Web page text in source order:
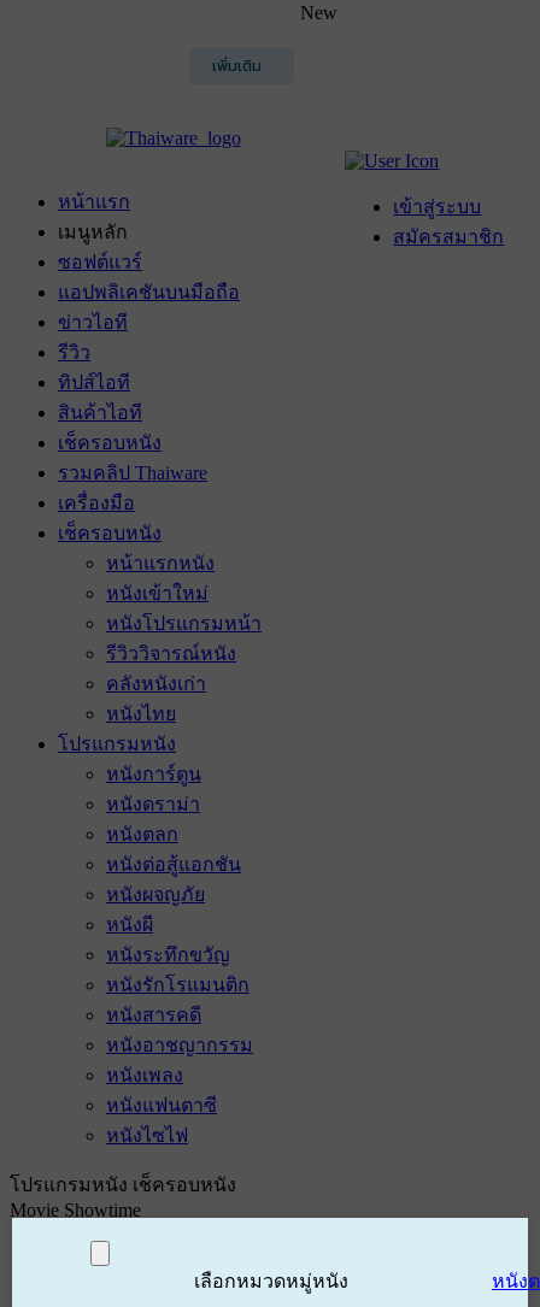
New
เพิ่มเติม
เข้าสู่ระบบ
สมัครสมาชิก
หน้าแรก
เมนูหลัก
ซอฟต์แวร์
แอปพลิเคชันบนมือถือ
ข่าวไอที
รีวิว
ทิปส์ไอที
สินค้าไอที
เช็ครอบหนัง
รวมคลิป Thaiware
เครื่องมือ
เช็ครอบหนัง
หน้าแรกหนัง
หนังเข้าใหม่
หนังโปรแกรมหน้า
รีวิววิจารณ์หนัง
คลังหนังเก่า
หนังไทย
โปรแกรมหนัง
หนังการ์ตูน
หนังดราม่า
หนังตลก
หนังต่อสู้แอกชัน
หนังผจญภัย
หนังผี
หนังระทึกขวัญ
หนังรักโรแมนติก
หนังสารคดี
หนังอาชญากรรม
หนังเพลง
หนังแฟนตาซี
หนังไซไฟ
โปรแกรมหนัง เช็ครอบหนัง
Movie Showtime
เลือกหมวดหมู่หนัง หนัง